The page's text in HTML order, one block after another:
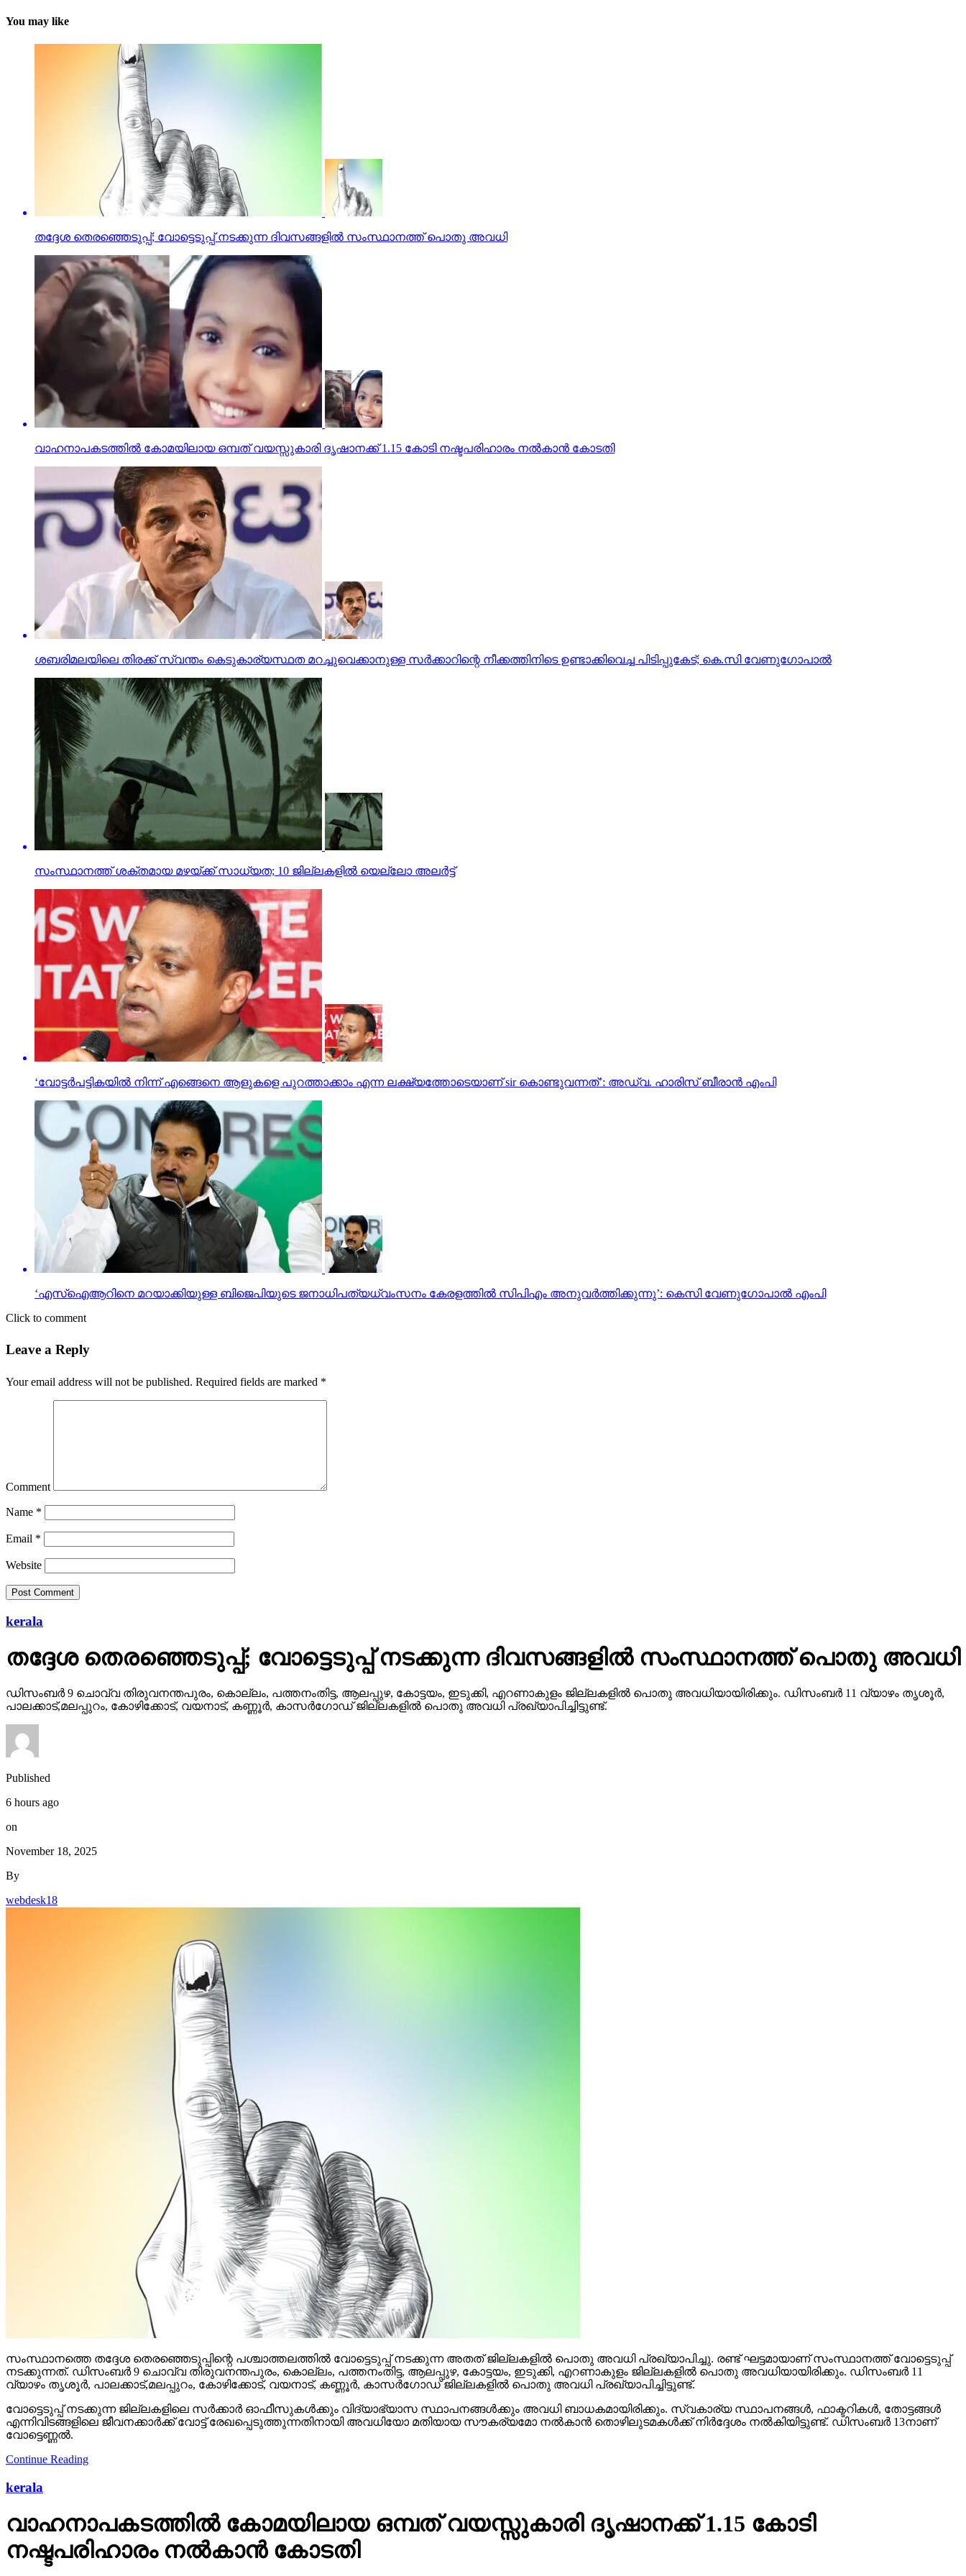
You may like
തദ്ദേശ തെരഞ്ഞെടുപ്പ്; വോട്ടെടുപ്പ് നടക്കുന്ന ദിവസങ്ങളില്‍ സംസ്ഥാനത്ത് പൊതു അവധി
വാഹനാപകടത്തില്‍ കോമയിലായ ഒമ്പത് വയസ്സുകാരി ദൃഷാനക്ക് 1.15 കോടി നഷ്ടപരിഹാരം നല്‍കാന്‍ കോടതി
ശബരിമലയിലെ തിരക്ക് സ്വന്തം കെടുകാര്യസ്ഥത മറച്ചുവെക്കാനുള്ള സര്‍ക്കാറിന്റെ നീക്കത്തിനിടെ ഉണ്ടാക്കിവെച്ച പിടിപ്പുകേട്; കെ.സി വേണുഗോപാല്‍
സംസ്ഥാനത്ത് ശക്തമായ മഴയ്ക്ക് സാധ്യത; 10 ജില്ലകളില്‍ യെല്ലോ അലര്‍ട്ട്
‘വോട്ടര്‍പട്ടികയില്‍ നിന്ന് എങ്ങെനെ ആളുകളെ പുറത്താക്കാം എന്ന ലക്ഷ്യത്തോടെയാണ് sir കൊണ്ടുവന്നത്’: അഡ്വ. ഹാരിസ് ബീരാൻ എംപി
‘എസ്‌ഐആറിനെ മറയാക്കിയുള്ള ബിജെപിയുടെ ജനാധിപത്യധ്വംസനം കേരളത്തില്‍ സിപിഎം അനുവര്‍ത്തിക്കുന്നു’: കെസി വേണുഗോപാല്‍ എംപി
Click to comment
Leave a Reply
Your email address will not be published. Required fields are marked *
Comment
Name *
Email *
Website
kerala
തദ്ദേശ തെരഞ്ഞെടുപ്പ്; വോട്ടെടുപ്പ് നടക്കുന്ന ദിവസങ്ങളില്‍ സംസ്ഥാനത്ത് പൊതു അവധി
ഡിസംബര്‍ 9 ചൊവ്വ തിരുവനന്തപുരം, കൊല്ലം, പത്തനംതിട്ട, ആലപ്പുഴ, കോട്ടയം, ഇടുക്കി, എറണാകുളം ജില്ലകളില്‍ പൊതു അവധിയായിരിക്കും. ഡിസംബര്‍ 11 വ്യാഴം തൃശൂര്‍,
പാലക്കാട്,മലപ്പുറം, കോഴിക്കോട്, വയനാട്, കണ്ണൂര്‍, കാസര്‍ഗോഡ് ജില്ലകളില്‍ പൊതു അവധി പ്രഖ്യാപിച്ചിട്ടുണ്ട്.
Published
6 hours ago
on
November 18, 2025
By
webdesk18
സംസ്ഥാനത്തെ തദ്ദേശ തെരഞ്ഞെടുപ്പിന്റെ പശ്ചാത്തലത്തില്‍ വോട്ടെടുപ്പ് നടക്കുന്ന അതത് ജില്ലകളില്‍ പൊതു അവധി പ്രഖ്യാപിച്ചു. രണ്ട് ഘട്ടമായാണ് സംസ്ഥാനത്ത് വോട്ടെടുപ്പ്
നടക്കുന്നത്. ഡിസംബര്‍ 9 ചൊവ്വ തിരുവനന്തപുരം, കൊല്ലം, പത്തനംതിട്ട, ആലപ്പുഴ, കോട്ടയം, ഇടുക്കി, എറണാകുളം ജില്ലകളില്‍ പൊതു അവധിയായിരിക്കും. ഡിസംബര്‍ 11
വ്യാഴം തൃശൂര്‍, പാലക്കാട്,മലപ്പുറം, കോഴിക്കോട്, വയനാട്, കണ്ണൂര്‍, കാസര്‍ഗോഡ് ജില്ലകളില്‍ പൊതു അവധി പ്രഖ്യാപിച്ചിട്ടുണ്ട്.
വോട്ടെടുപ്പ് നടക്കുന്ന ജില്ലകളിലെ സര്‍ക്കാര്‍ ഓഫീസുകള്‍ക്കും വിദ്യാഭ്യാസ സ്ഥാപനങ്ങള്‍ക്കും അവധി ബാധകമായിരിക്കും. സ്വകാര്യ സ്ഥാപനങ്ങള്‍, ഫാക്ടറികള്‍, തോട്ടങ്ങള്‍
എന്നിവിടങ്ങളിലെ ജീവനക്കാര്‍ക്ക് വോട്ട് രേഖപ്പെടുത്തുന്നതിനായി അവധിയോ മതിയായ സൗകര്യമോ നല്‍കാന്‍ തൊഴിലുടമകള്‍ക്ക് നിര്‍ദ്ദേശം നല്‍കിയിട്ടുണ്ട്. ഡിസംബര്‍ 13നാണ്
വോട്ടെണ്ണല്‍.
Continue Reading
kerala
വാഹനാപകടത്തില്‍ കോമയിലായ ഒമ്പത് വയസ്സുകാരി ദൃഷാനക്ക് 1.15 കോടി
നഷ്ടപരിഹാരം നല്‍കാന്‍ കോടതി